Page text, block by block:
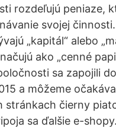
rozdeľujú peniaze,
svojej
„kapitál“ alebo
ako „cenné
sa zapojili
a môžeme
stránkach čierny
sa ďalšie e-